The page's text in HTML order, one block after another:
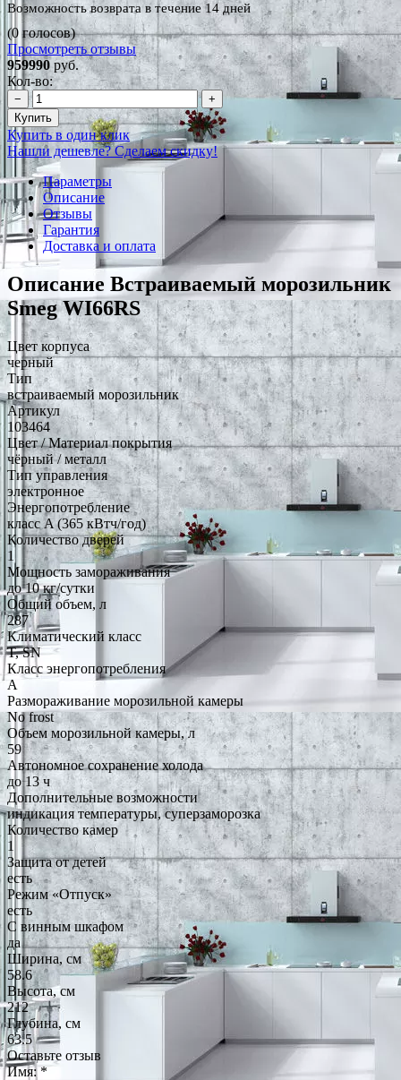
Возможность возврата в течение 14 дней
(0 голосов)
Просмотреть отзывы
959990руб.
Кол-во:
−
+
Купить
Купить в один клик
Нашли дешевле? Сделаем скидку!
Параметры
Описание
Отзывы
Гарантия
Доставка и оплата
Описание Встраиваемый морозильник
Smeg WI66RS
Цвет корпуса
черный
Тип
встраиваемый морозильник
Артикул
103464
Цвет / Материал покрытия
чёрный / металл
Тип управления
электронное
Энергопотребление
класс A (365 кВтч/год)
Количество дверей
1
Мощность замораживания
до 10 кг/cутки
Общий объем, л
287
Климатический класс
T, SN
Класс энергопотребления
A
Размораживание морозильной камеры
No frost
Объем морозильной камеры, л
59
Автономное сохранение холода
до 13 ч
Дополнительные возможности
индикация температуры, суперзаморозка
Количество камер
1
Защита от детей
есть
Режим «Отпуск»
есть
С винным шкафом
да
Ширина, см
58.6
Высота, см
212
Глубина, см
63.5
Оставьте отзыв
Имя:*